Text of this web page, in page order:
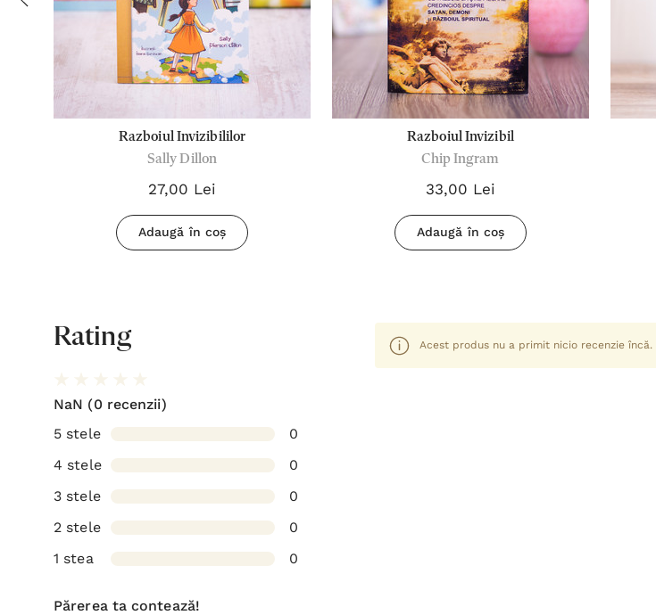
Razboiul Invizibililor
Sally Dillon
27,00 Lei
Adaugă în coș
Razboiul Invizibil
Chip Ingram
33,00 Lei
Adaugă în coș
Rating
NaN (0 recenzii)
5 stele
0
4 stele
0
3 stele
0
2 stele
0
1 stea
0
Părerea ta contează!
Acest produs nu a primit nicio recenzie